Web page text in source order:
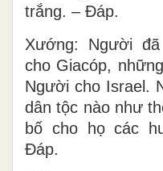
trắng. – Ðáp.
Xướng: Người
cho Giacóp,
Người cho Israel.
dân tộc nào như
bố cho họ các
Ðáp.